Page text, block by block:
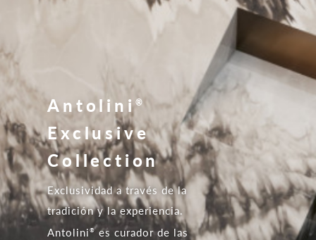
Antolini®
Exclusive
Collection
Exclusividad a través de la
tradición y la experiencia.
Antolini®es curador de las